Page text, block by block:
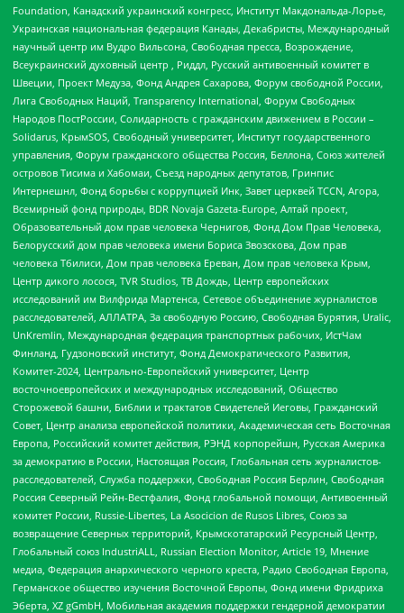
Foundation, Канадский украинский конгресс, Институт Макдональда-Лорье,
Украинская национальная федерация Канады, Декабристы, Международный
научный центр им Вудро Вильсона, Свободная пресса, Возрождение,
Всеукраинский духовный центр , Риддл, Русский антивоенный комитет в
Швеции, Проект Медуза, Фонд Андрея Сахарова, Форум свободной России,
Лига Свободных Наций, Transparеncy International, Форум Свободных
Народов ПостРоссии, Солидарность с гражданским движением в России –
Solidarus, КрымSOS, Свободный университет, Институт государственного
управления, Форум гражданского общества Россия, Беллона, Союз жителей
островов Тисима и Хабомаи, Съезд народных депутатов, Гринпис
Интернешнл, Фонд борьбы с коррупцией Инк, Завет церквей TCCN, Агора,
Всемирный фонд природы, BDR Novaja Gazeta-Europe, Алтай проект,
Образовательный дом прав человека Чернигов, Фонд Дом Прав Человека,
Белорусский дом прав человека имени Бориса Звозскова, Дом прав
человека Тбилиси, Дом прав человека Ереван, Дом прав человека Крым,
Центр дикого лосося, TVR Studios, ТВ Дождь, Центр европейских
исследований им Вилфрида Мартенса, Сетевое объединение журналистов
расследователей, АЛЛАТРА, За свободную Россию, Свободная Бурятия, Uralic,
UnKremlin, Международная федерация транспортных рабочих, ИстЧам
Финланд, Гудзоновский институт, Фонд Демократического Развития,
Комитет-2024, Центрально-Европейский университет, Центр
восточноевропейских и международных исследований, Общество
Сторожевой башни, Библии и трактатов Свидетелей Иеговы, Гражданский
Совет, Центр анализа европейской политики, Академическая сеть Восточная
Европа, Российский комитет действия, РЭНД корпорейшн, Русская Америка
за демократию в России, Настоящая Россия, Глобальная сеть журналистов-
расследователей, Служба поддержки, Свободная Россия Берлин, Свободная
Россия Северный Рейн-Вестфалия, Фонд глобальной помощи, Антивоенный
комитет России, Russie-Libertes, La Asocicion de Rusos Libres, Союз за
возвращение Северных территорий, Крымскотатарский Ресурсный Центр,
Глобальный союз IndustriALL, Russian Election Monitor, Article 19, Мнение
медиа, Федерация анархического черного креста, Радио Свободная Европа,
Германское общество изучения Восточной Европы, Фонд имени Фридриха
Эберта, XZ gGmbH, Мобильная академия поддержки гендерной демократии